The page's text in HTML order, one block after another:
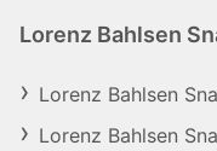
Lorenz Bahlsen
Lorenz Bahlsen
Lorenz Bahlsen